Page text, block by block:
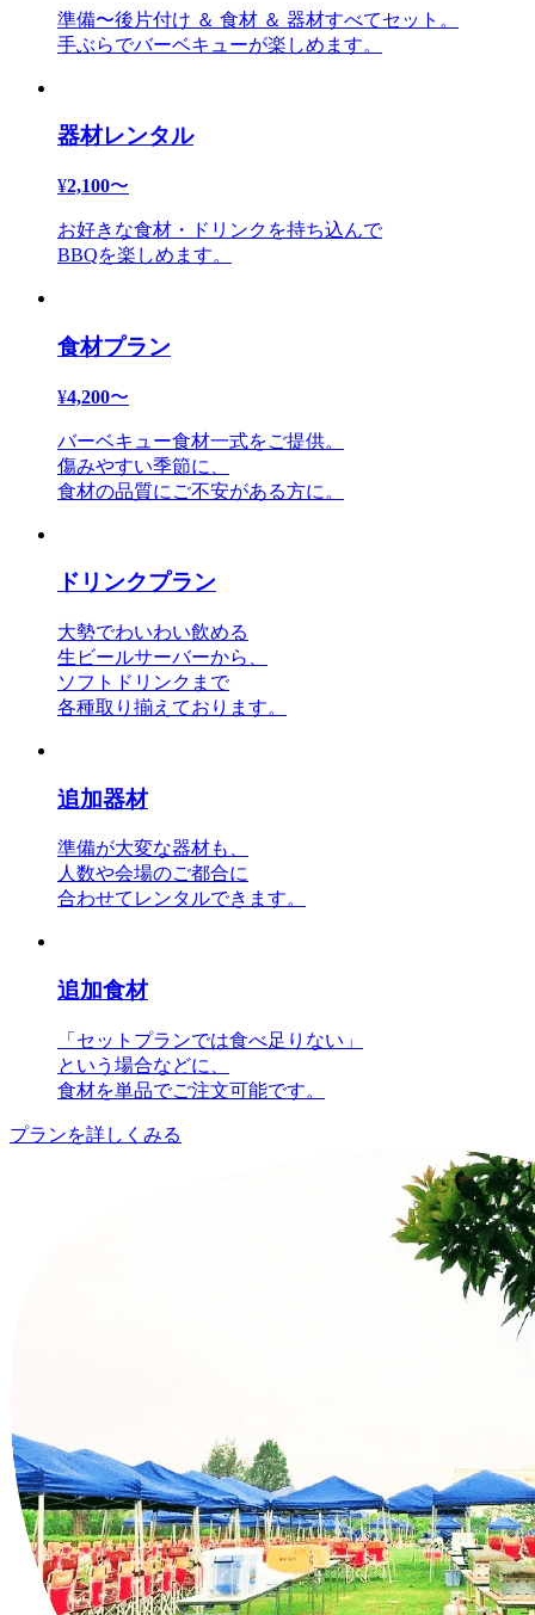
準備〜後片付け ＆ 食材 ＆ 器材すべてセット。
手ぶらでバーベキューが楽しめます。
器材レンタル
¥2,100〜
お好きな食材・ドリンクを持ち込んで
BBQを楽しめます。
食材プラン
¥4,200〜
バーベキュー食材一式をご提供。
傷みやすい季節に、
食材の品質にご不安がある方に。
ドリンクプラン
大勢でわいわい飲める
生ビールサーバーから、
ソフトドリンクまで
各種取り揃えております。
追加器材
準備が大変な器材も、
人数や会場のご都合に
合わせてレンタルできます。
追加食材
「セットプランでは食べ足りない」
という場合などに、
食材を単品でご注文可能です。
プランを詳しくみる